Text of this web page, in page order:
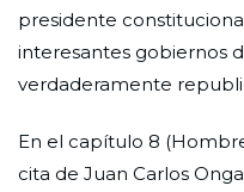
presidente
interesantes gobiernos
verdaderamente
En el capítulo 8
cita de Juan Carlos